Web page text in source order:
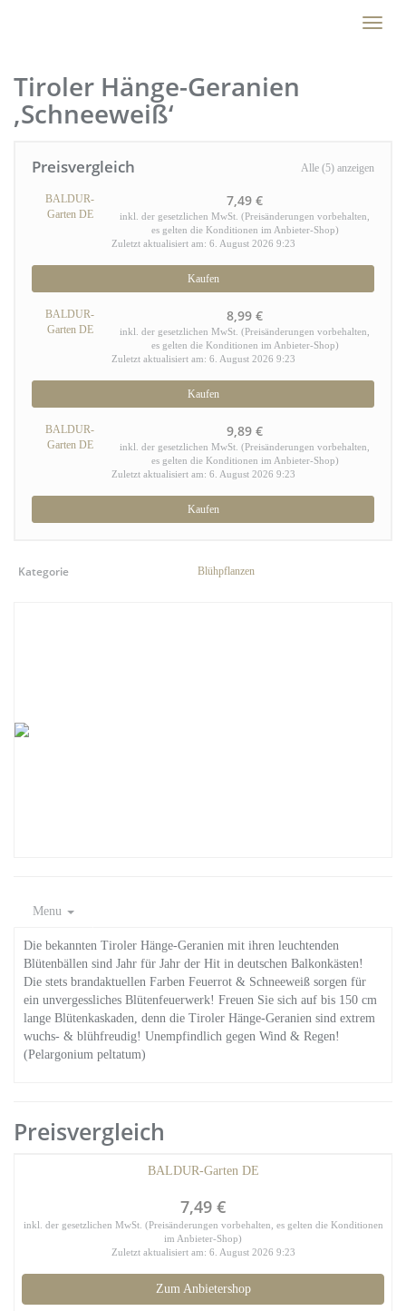
Toggle
Tiroler Hänge-Geranien
‚Schneeweiß‘
Alle (5) anzeigen
Preisvergleich
BALDUR-
Garten DE
7,49 €
inkl. der gesetzlichen MwSt. (Preisänderungen vorbehalten,
es gelten die Konditionen im Anbieter-Shop)
Zuletzt aktualisiert am: 6. August 2026 9:23
Kaufen
BALDUR-
Garten DE
8,99 €
inkl. der gesetzlichen MwSt. (Preisänderungen vorbehalten,
es gelten die Konditionen im Anbieter-Shop)
Zuletzt aktualisiert am: 6. August 2026 9:23
Kaufen
BALDUR-
Garten DE
9,89 €
inkl. der gesetzlichen MwSt. (Preisänderungen vorbehalten,
es gelten die Konditionen im Anbieter-Shop)
Zuletzt aktualisiert am: 6. August 2026 9:23
Kaufen
Kategorie Blühpflanzen
Menu
Die bekannten Tiroler Hänge-Geranien mit ihren leuchtenden
Blütenbällen sind Jahr für Jahr der Hit in deutschen Balkonkästen!
Die stets brandaktuellen Farben Feuerrot & Schneeweiß sorgen für
ein unvergessliches Blütenfeuerwerk! Freuen Sie sich auf bis 150 cm
lange Blütenkaskaden, denn die Tiroler Hänge-Geranien sind extrem
wuchs- & blühfreudig! Unempfindlich gegen Wind & Regen!
(Pelargonium peltatum)
Preisvergleich
BALDUR-Garten DE
7,49 €
inkl. der gesetzlichen MwSt. (Preisänderungen vorbehalten, es gelten die Konditionen
im Anbieter-Shop)
Zuletzt aktualisiert am: 6. August 2026 9:23
Zum Anbietershop